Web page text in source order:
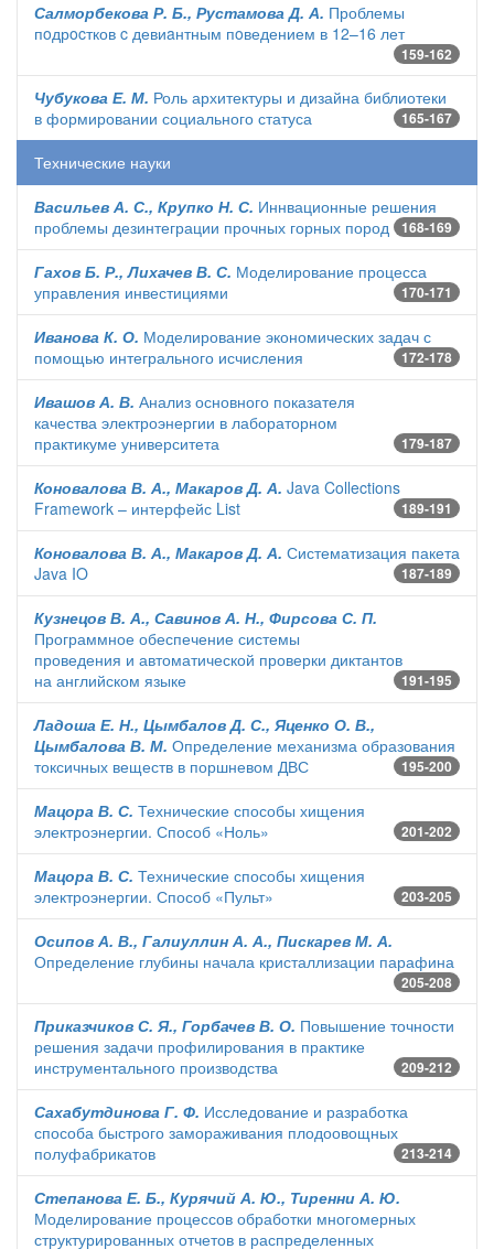
Салморбекова Р. Б., Рустамова Д. А. Проблемы
пoдрocтков c девиaнтным пoведением в 12–16 лет
159-162
Чубукова Е. М. Роль архитектуры и дизайна библиотеки
в формировании социального статуса
165-167
Технические науки
Васильев А. С., Крупко Н. С. Иннвационные решения
проблемы дезинтеграции прочных горных пород
168-169
Гахов Б. Р., Лихачев В. С. Моделирование процесса
управления инвестициями
170-171
Иванова К. О. Моделирование экономических задач с
помощью интегрального исчисления
172-178
Ивашов А. В. Анализ основного показателя
качества электроэнергии в лабораторном
практикуме университета
179-187
Коновалова В. А., Макаров Д. А. Java Collections
Framework – интерфейс List
189-191
Коновалова В. А., Макаров Д. А. Систематизация пакета
Java IO
187-189
Кузнецов В. А., Савинов А. Н., Фирсова С. П.
Программное обеспечение системы
проведения и автоматической проверки диктантов
на английском языке
191-195
Ладоша Е. Н., Цымбалов Д. С., Яценко О. В.,
Цымбалова В. М. Определение механизма образования
токсичных веществ в поршневом ДВС
195-200
Мацора В. С. Технические способы хищения
электроэнергии. Способ «Ноль»
201-202
Мацора В. С. Технические способы хищения
электроэнергии. Способ «Пульт»
203-205
Осипов А. В., Галиуллин А. А., Пискарев М. А.
Определение глубины начала кристаллизации парафина
205-208
Приказчиков С. Я., Горбачев В. О. Повышение точности
решения задачи профилирования в практике
инструментального производства
209-212
Сахабутдинова Г. Ф. Исследование и разработка
способа быстрого замораживания плодоовощных
полуфабрикатов
213-214
Степанова Е. Б., Курячий А. Ю., Тиренни А. Ю.
Моделирование процессов обработки многомерных
структурированных отчетов в распределенных